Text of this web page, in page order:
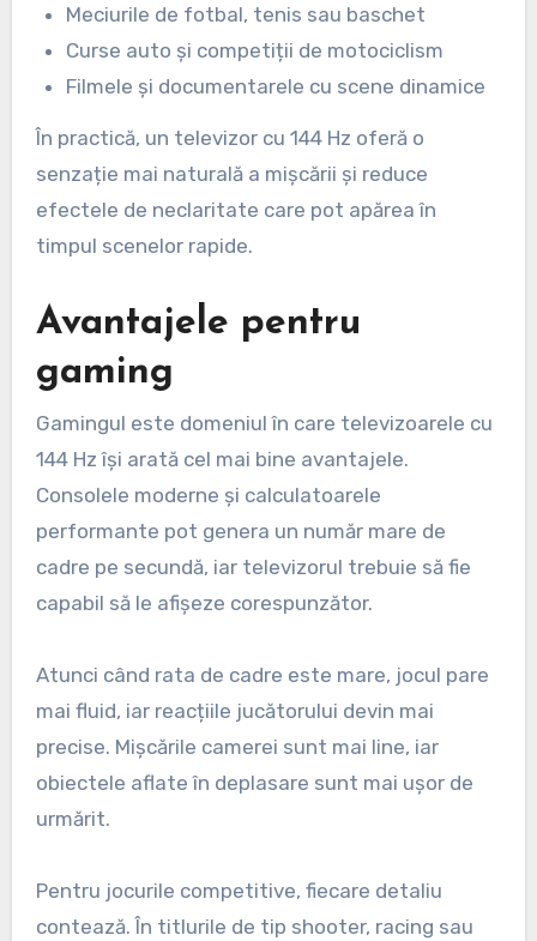
Meciurile de fotbal, tenis sau baschet
Curse auto și competiții de motociclism
Filmele și documentarele cu scene dinamice
În practică, un televizor cu 144 Hz oferă o
senzație mai naturală a mișcării și reduce
efectele de neclaritate care pot apărea în
timpul scenelor rapide.
Avantajele pentru
gaming
Gamingul este domeniul în care televizoarele cu
144 Hz își arată cel mai bine avantajele.
Consolele moderne și calculatoarele
performante pot genera un număr mare de
cadre pe secundă, iar televizorul trebuie să fie
capabil să le afișeze corespunzător.
Atunci când rata de cadre este mare, jocul pare
mai fluid, iar reacțiile jucătorului devin mai
precise. Mișcările camerei sunt mai line, iar
obiectele aflate în deplasare sunt mai ușor de
urmărit.
Pentru jocurile competitive, fiecare detaliu
contează. În titlurile de tip shooter, racing sau